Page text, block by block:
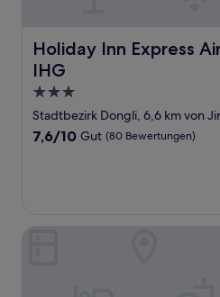
Holiday Inn Express
IHG
Holiday Inn Express Airport
3.0-
Sterne-
Unterkunft
Stadtbezirk Dongli, 6,6 km von
7.6
7,6/10 Gut (80 Bewertungen)